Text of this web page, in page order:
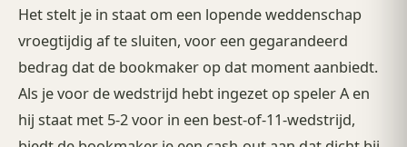
Het stelt je in staat om een lopende weddenschap
vroegtijdig af te sluiten, voor een gegarandeerd
bedrag dat de bookmaker op dat moment aanbiedt.
Als je voor de wedstrijd hebt ingezet op speler A en
hij staat met 5-2 voor in een best-of-11-wedstrijd,